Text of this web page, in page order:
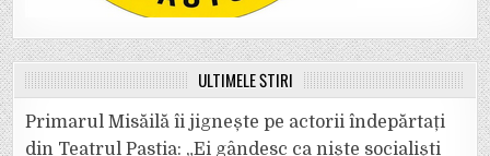
ULTIMELE ȘTIRI
Primarul Misăilă îi jignește pe actorii îndepărtați
din Teatrul Pastia: „Ei gândesc ca niște socialiști